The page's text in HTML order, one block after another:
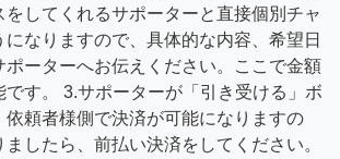
してくれるサポーターと直接個別チャ
になりますので、具体的な内容、希望日
ポーターへお伝えください。ここで金額
です。 3.サポーターが「引き受ける」ボ
依頼者様側で決済が可能になりますの
したら、前払い決済をしてください。